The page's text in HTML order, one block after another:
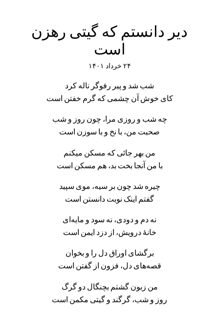
دیر دانستم که گیتی رهزن
است
۲۴ خرداد ۱۴۰۱
شب شد و پیر رفوگر ناله کرد
کای خوش آن چشمی که گرم خفتن است
چه شب و روزی مرا، چون روز و شب
صحبت من، با نخ و با سوزن است
من بهر جائی که مسکن میکنم
با من آنجا بخت بد، هم مسکن است
چیره شد چون بر سیه، موی سپید
گفتم اینک نوبت دانستن است
نه دم و دودی، نه سود و مایه‌ای
خانهٔ درویش، از دزد ایمن است
برگشای اوراق دل را و بخوان
قصه‌های دل، فزون از گفتن است
من زبون گشتم بچنگال دو گرگ
روز و شب، گرگند و گیتی مکمن است